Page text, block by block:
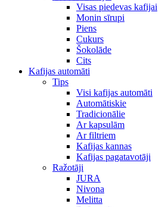
Visas piedevas kafijai
Monin sīrupi
Piens
Cukurs
Šokolāde
Cits
Kafijas automāti
Tips
Visi kafijas automāti
Automātiskie
Tradicionālie
Ar kapsulām
Ar filtriem
Kafijas kannas
Kafijas pagatavotāji
Ražotāji
JURA
Nivona
Melitta